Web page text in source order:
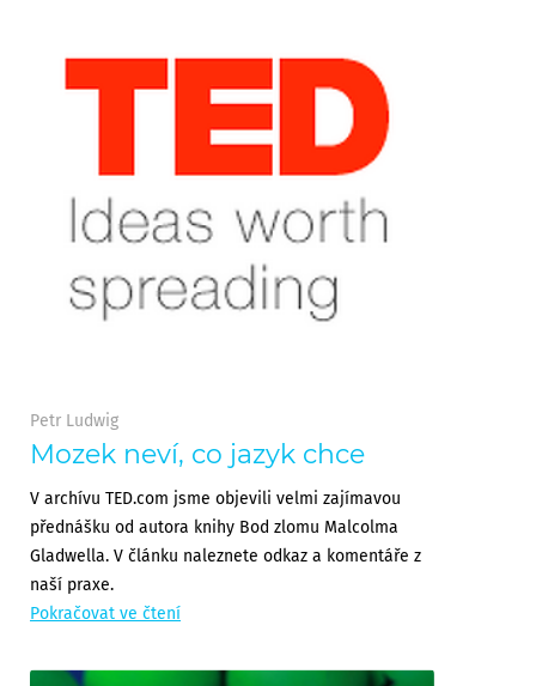
Petr Ludwig
Mozek neví, co jazyk chce
V archívu TED.com jsme objevili velmi zajímavou
přednášku od autora knihy Bod zlomu Malcolma
Gladwella. V článku naleznete odkaz a komentáře z
naší praxe.
Pokračovat ve čtení